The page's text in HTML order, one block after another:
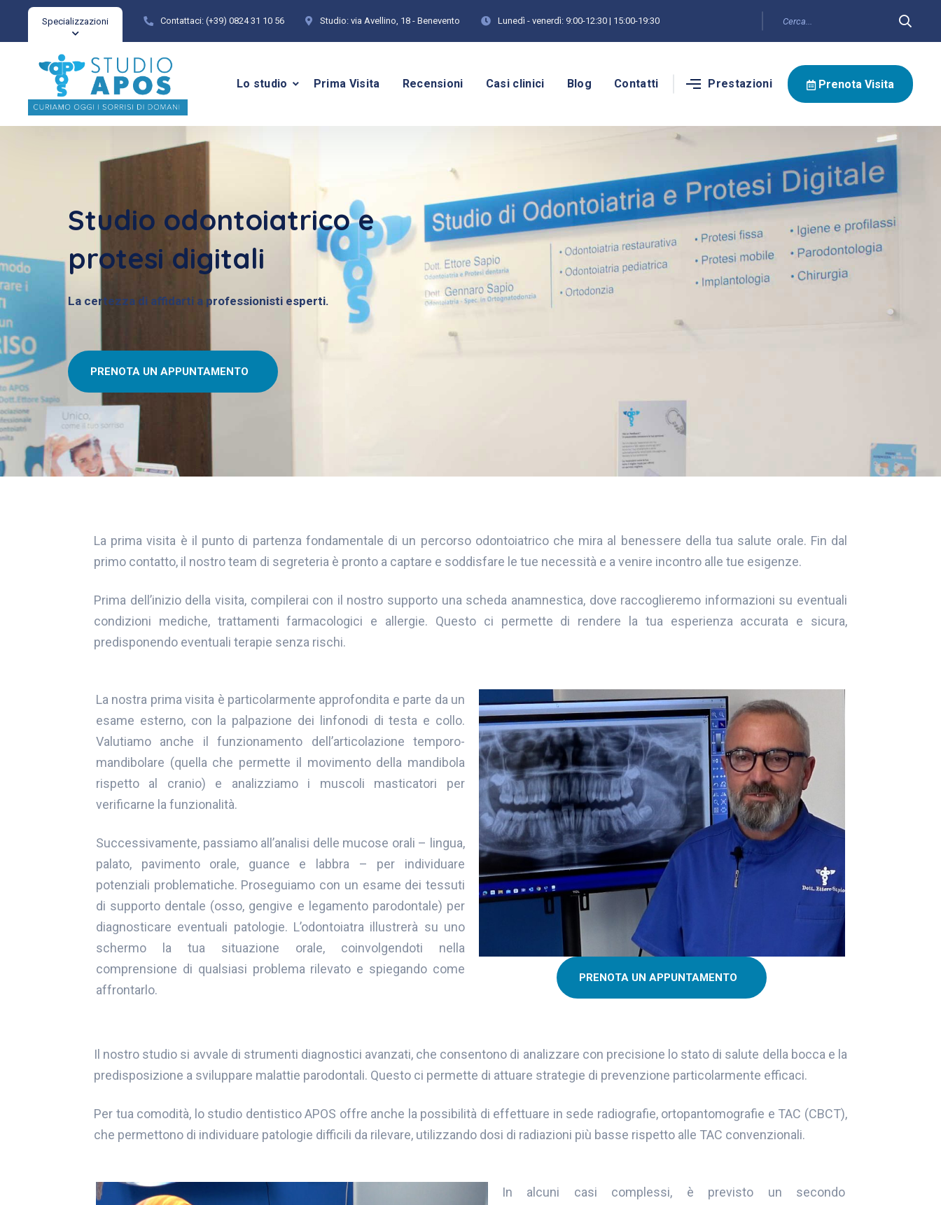
Specializzazioni Contattaci: (+39) 0824 31 10 56 Studio: via Avellino, 18 - Benevento Lunedì - venerdì: 9:00-12:30 | 15:00-19:30
Lo studio Prima Visita Recensioni Casi clinici Blog Contatti Prestazioni Prenota Visita
Studio odontoiatrico e
protesi digitali
La certezza di affidarti a professionisti esperti.
PRENOTA UN APPUNTAMENTO
La prima visita è il punto di partenza fondamentale di un percorso odontoiatrico che mira al benessere della tua salute orale. Fin dal
primo contatto, il nostro team di segreteria è pronto a captare e soddisfare le tue necessità e a venire incontro alle tue esigenze.
Prima dell’inizio della visita, compilerai con il nostro supporto una scheda anamnestica, dove raccoglieremo informazioni su eventuali
condizioni mediche, trattamenti farmacologici e allergie. Questo ci permette di rendere la tua esperienza accurata e sicura,
predisponendo eventuali terapie senza rischi.
La nostra prima visita è particolarmente approfondita e parte da un
esame esterno, con la palpazione dei linfonodi di testa e collo.
Valutiamo anche il funzionamento dell’articolazione temporo-
mandibolare (quella che permette il movimento della mandibola
rispetto al cranio) e analizziamo i muscoli masticatori per
verificarne la funzionalità.
Successivamente, passiamo all’analisi delle mucose orali – lingua,
palato, pavimento orale, guance e labbra – per individuare
potenziali problematiche. Proseguiamo con un esame dei tessuti
di supporto dentale (osso, gengive e legamento parodontale) per
diagnosticare eventuali patologie. L’odontoiatra illustrerà su uno
schermo la tua situazione orale, coinvolgendoti nella
comprensione di qualsiasi problema rilevato e spiegando come
affrontarlo.
PRENOTA UN APPUNTAMENTO
Il nostro studio si avvale di strumenti diagnostici avanzati, che consentono di analizzare con precisione lo stato di salute della bocca e la
predisposizione a sviluppare malattie parodontali. Questo ci permette di attuare strategie di prevenzione particolarmente efficaci.
Per tua comodità, lo studio dentistico APOS offre anche la possibilità di effettuare in sede radiografie, ortopantomografie e TAC (CBCT),
che permettono di individuare patologie difficili da rilevare, utilizzando dosi di radiazioni più basse rispetto alle TAC convenzionali.
In alcuni casi complessi, è previsto un secondo